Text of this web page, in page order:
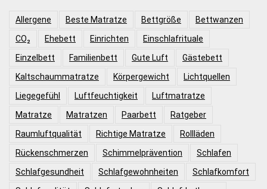
Allergene Beste Matratze Bettgröße
Bettwanzen
CO₂
Ehebett Einrichten
Einschlafrituale
Einzelbett
Familienbett Gute Luft
Gästebett
Kaltschaummatratze
Körpergewicht
Lichtquellen
Liegegefühl
Luftfeuchtigkeit
Luftmatratze
Matratze
Matratzen Paarbett
Ratgeber
Raumluftqualität
Richtige Matratze
Rollläden
Rückenschmerzen
Schimmelprävention
Schlafen
Schlafgesundheit
Schlafgewohnheiten
Schlafkomfort